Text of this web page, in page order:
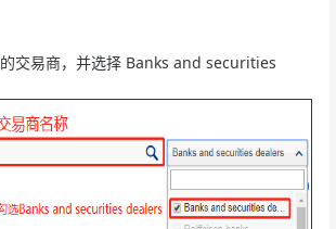
交易商，并选择 Banks and securities